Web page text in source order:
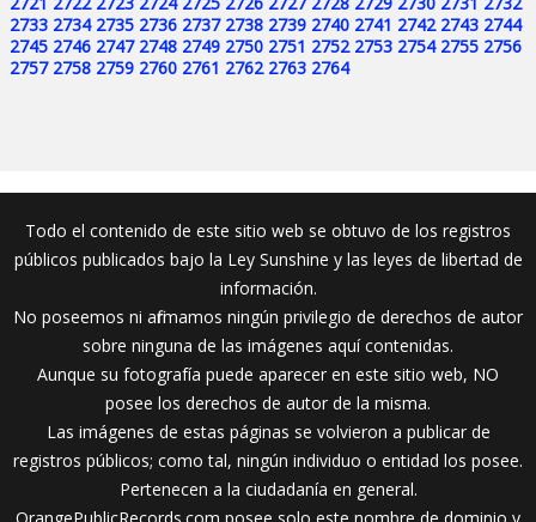
2733 2734 2735 2736 2737 2738 2739 2740 2741 2742 2743 2744
2745 2746 2747 2748 2749 2750 2751 2752 2753 2754 2755 2756
2757 2758 2759 2760 2761 2762 2763 2764
Todo el contenido de este sitio web se obtuvo de los registros
públicos publicados bajo la Ley Sunshine y las leyes de libertad de
información.
No poseemos ni afirmamos ningún privilegio de derechos de autor
sobre ninguna de las imágenes aquí contenidas.
Aunque su fotografía puede aparecer en este sitio web, NO
posee los derechos de autor de la misma.
Las imágenes de estas páginas se volvieron a publicar de
registros públicos; como tal, ningún individuo o entidad los posee.
Pertenecen a la ciudadanía en general.